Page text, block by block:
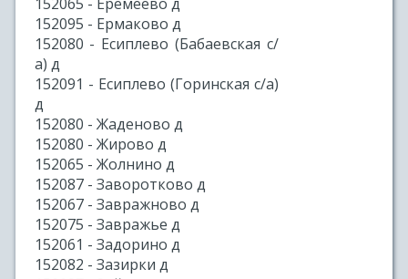
152095 - Ермаково д
152080 - Есиплево (Бабаевская с/
а) д
152091 - Есиплево (Горинская с/а)
д
152080 - Жаденово д
152080 - Жирово д
152065 - Жолнино д
152087 - Заворотково д
152067 - Завражново д
152075 - Завражье д
152061 - Задорино д
152082 - Зазирки д